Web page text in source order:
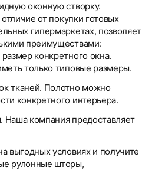
оконную створку.
от покупки готовых
гипермаркетах, позволяет
преимуществами:
конкретного окна.
только типовые размеры.
тканей. Полотно можно
конкретного интерьера.
Наша компания предоставляет
выгодных условиях и получите
рулонные шторы,